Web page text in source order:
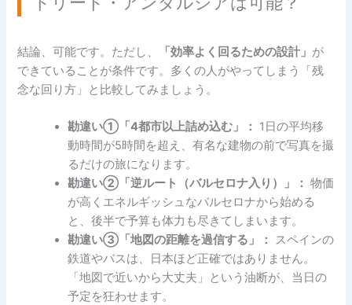
結論、可能です。ただし、 「効率よく回るための設計」 が
できていることが条件です。多くの人がやってしまう「残
念な回り方」と比較してみましょう。
勘違い①「4都市以上詰め込む」：
1日の平均移
動時間が5時間を超え、有名な建物の前で写真を撮
るだけの旅になります。
勘違い②「逆ルート（バルセロナ入り）」： 物価
が高くエネルギッシュなバルセロナから始める
と、後半で予算も体力も尽きてしまいます。
勘違い③「地図の距離を過信する」：
スペインの
鉄道やバスは、日本ほど正確ではありません。
「地図で近いから大丈夫」という油断が、当日の
予定を狂わせます。